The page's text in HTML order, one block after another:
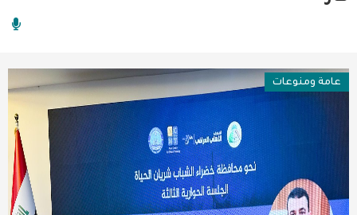
عامة ومنوعات
عربية ودولية
تحقيقات صحفية